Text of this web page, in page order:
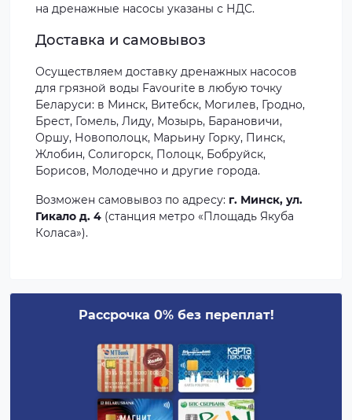
на дренажные насосы указаны с НДС.
Доставка и самовывоз
Осуществляем доставку дренажных насосов
для грязной воды Favourite в любую точку
Беларуси: в Минск, Витебск, Могилев, Гродно,
Брест, Гомель, Лиду, Мозырь, Барановичи,
Оршу, Новополоцк, Марьину Горку, Пинск,
Жлобин, Солигорск, Полоцк, Бобруйск,
Борисов, Молодечно и другие города.
Возможен самовывоз по адресу: г. Минск, ул.
Гикало д. 4 (станция метро «Площадь Якуба
Коласа»).
Рассрочка 0% без переплат!